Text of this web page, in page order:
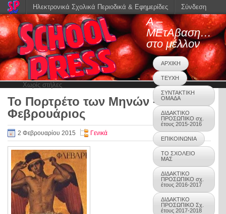
Α –
ΜΕτΑβαση…
στο μέλλον
ΑΡΧΙΚΗ
ΤΕΥΧΗ
ΣΥΝΤΑΚΤΙΚΗ
ΟΜΑΔΑ
ΔΙΔΑΚΤΙΚΟ
ΠΡΟΣΩΠΙΚΟ σχ.
έτους 2015-2016
ΕΠΙΚΟΙΝΩΝΙΑ
ΤΟ ΣΧΟΛΕΙΟ
ΜΑΣ
ΔΙΔΑΚΤΙΚΟ
ΠΡΟΣΩΠΙΚΟ σχ.
έτους 2016-2017
ΔΙΔΑΚΤΙΚΟ
ΠΡΟΣΩΠΙΚΟ Σχ.
έτους 2017-2018
Χωρίς στήλες
Το Πορτρέτο των Μηνών –
Φεβρουάριος
2 Φεβρουαρίου 2015 Γενικά
Ηλεκτρονικά Σχολικά Περιοδικά & Εφημερίδες Σύνδεση